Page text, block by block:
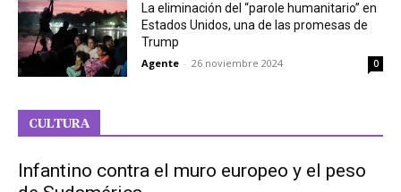
La eliminación del “parole humanitario” en
Estados Unidos, una de las promesas de
Trump
Agente - 26 noviembre 2024 0
CULTURA
Infantino contra el muro europeo y el peso